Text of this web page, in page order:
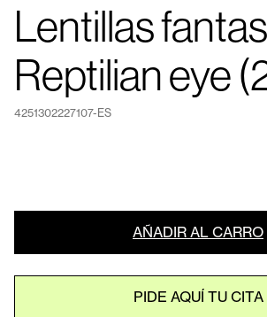
Lentillas
Reptilian eye
4251302227107-ES
AÑADIR AL CARRO
PIDE AQUÍ TU CITA